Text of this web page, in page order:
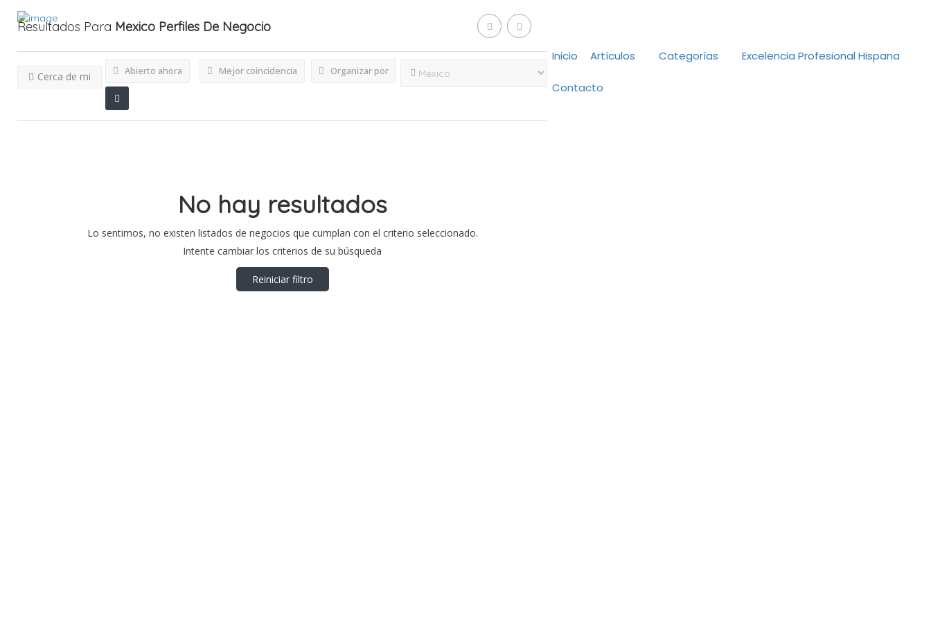
Inicio Artículos Categorías Excelencia Profesional Hispana
Contacto
Resultados Para Mexico Perfiles De Negocio
Abierto ahora
Cerca de mi Mejor coincidencia Organizar por
No hay resultados
Lo sentimos, no existen listados de negocios que cumplan con el criterio seleccionado.
Intente cambiar los criterios de su búsqueda
Reiniciar filtro